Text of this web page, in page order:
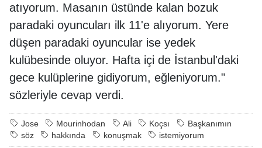
atıyorum. Masanın üstünde kalan bozuk
paradaki oyuncuları ilk 11'e alıyorum. Yere
düşen paradaki oyuncular ise yedek
kulübesinde oluyor. Hafta içi de İstanbul'daki
gece kulüplerine gidiyorum, eğleniyorum."
sözleriyle cevap verdi.
Jose Mourinhodan Ali Koçsı
Başkanımın
söz
hakkında konuşmak istemiyorum